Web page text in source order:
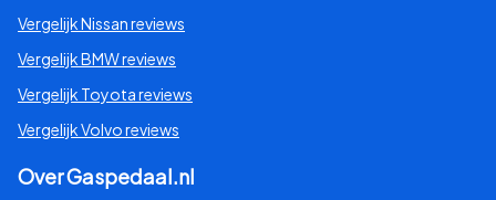
Vergelijk Nissan reviews
Vergelijk BMW reviews
Vergelijk Toyota reviews
Vergelijk Volvo reviews
Over Gaspedaal.nl